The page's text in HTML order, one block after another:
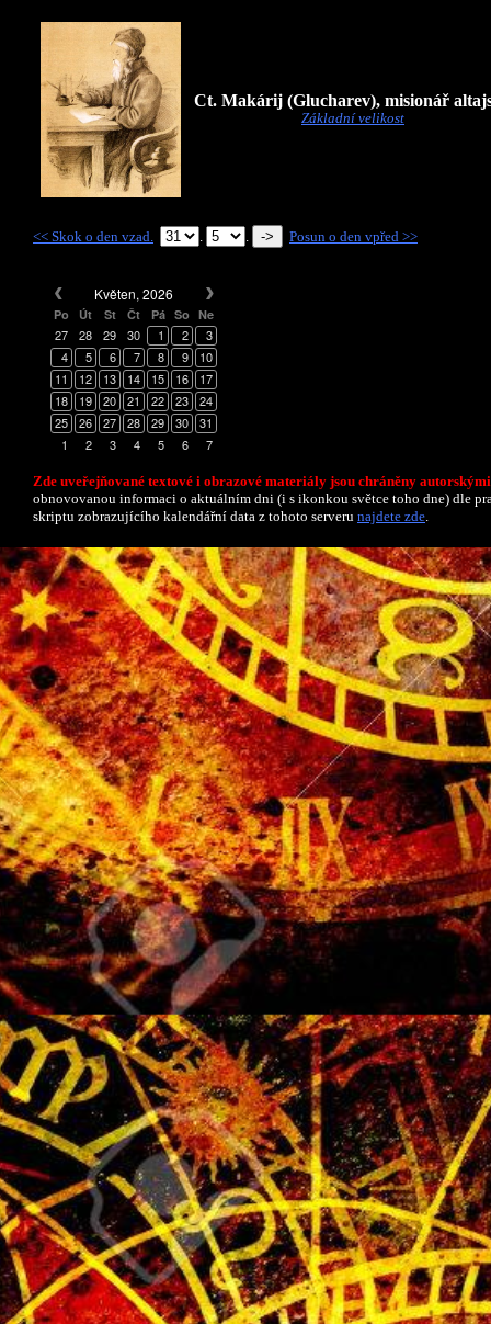
Ct. Makárij (Glucharev), misionář
Základní velikost
<< Skok o den vzad. . . Posun o den vpřed >>
Květen, 2026
Po Út St Čt Pá So Ne
27 28 29 30 1 2
3
4
5 6 7 8 9
10
11
12 13 14 15 16
17
18
19 20 21 22 23
24
25
26 27 28 29 30
31
1
2 3 4 5 6 7
Zde uveřejňované textové i obrazové materiály jsou chráněny
obnovovanou informaci o aktuálním dni (i s ikonkou světce toho dne) dle
skriptu zobrazujícího kalendářní data z tohoto serveru najdete zde.